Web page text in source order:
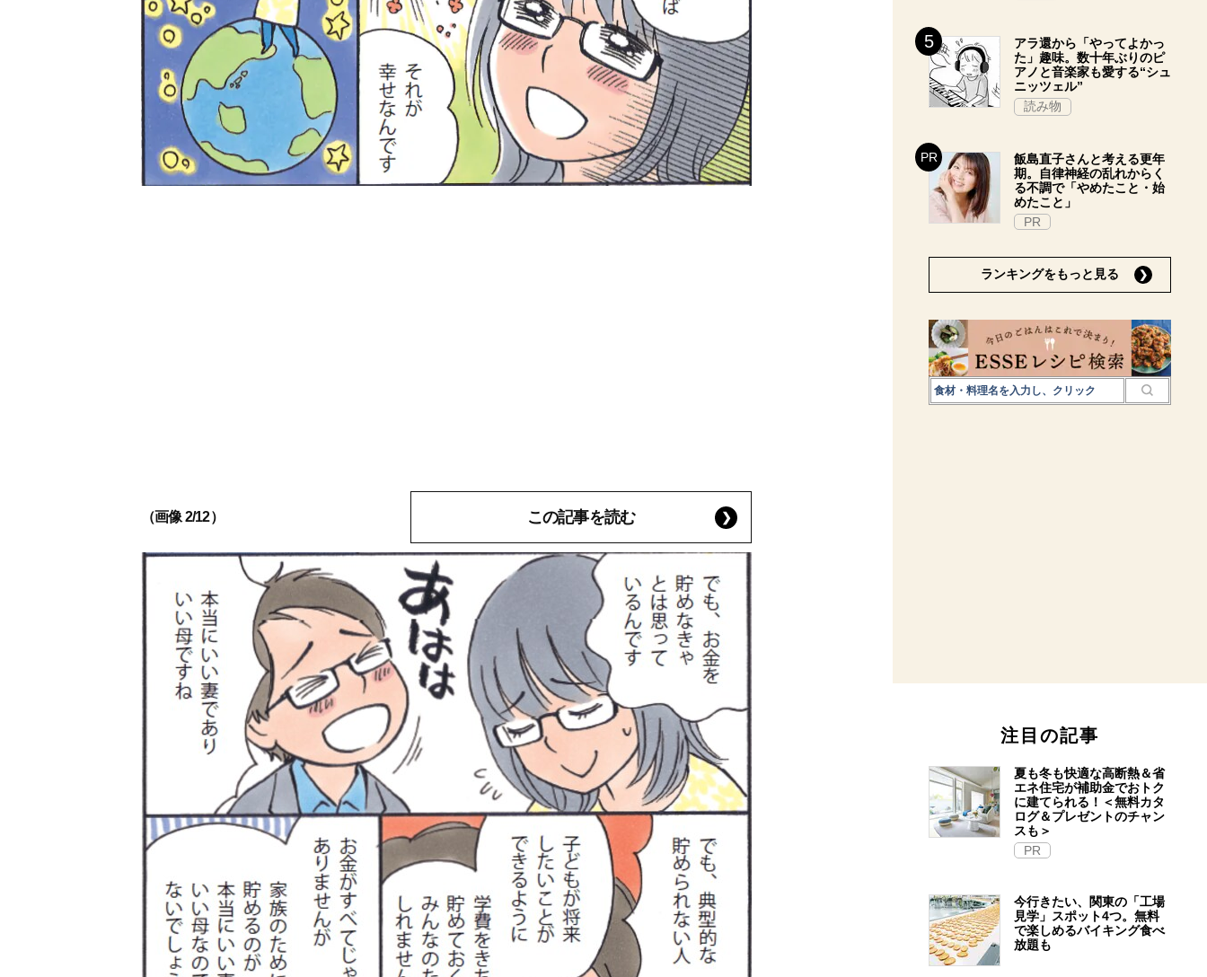
（画像 2/12） この記事を読む
アラ還から「やってよかっ
た」趣味。数十年ぶりのピ
アノと音楽家も愛する“シュ
ニッツェル”
読み物
飯島直子さんと考える更年
期。自律神経の乱れからく
る不調で「やめたこと・始
めたこと」
PR
ランキングをもっと見る
注目の記事
夏も冬も快適な高断熱＆省
エネ住宅が補助金でおトク
に建てられる！＜無料カタ
ログ＆プレゼントのチャン
スも＞
PR
今行きたい、関東の「工場
見学」スポット4つ。無料
で楽しめるバイキング食べ
放題も